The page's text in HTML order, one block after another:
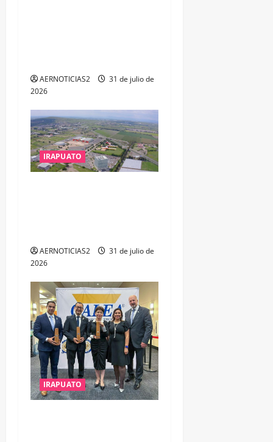
AERNOTICIAS2
31 de julio de
2026
IRAPUATO
AERNOTICIAS2
31 de julio de
2026
IRAPUATO